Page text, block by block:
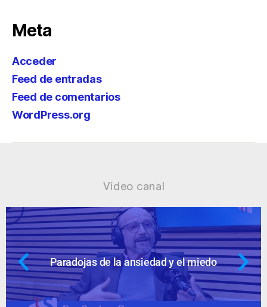
Meta
Acceder
Feed de entradas
Feed de comentarios
WordPress.org
Vídeo canal
Ansiedad: supuestos cuestionables